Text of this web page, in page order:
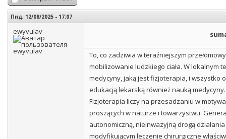
Пнд, 12/08/2025 - 17:07
ewyvulav
To, co zadziwia w teraźniejszym
mobilizowanie ludzkiego ciała. W lokalnym
medycyny, jaką jest fizjoterapia, i wszystko
edukacją lekarską również nauką
Fizjoterapia liczy na przesadzaniu w
proszących w naturze i towarzystwu.
autonomiczną, nieinwazyjną drogą
modyfikującym leczenie chirurgiczne